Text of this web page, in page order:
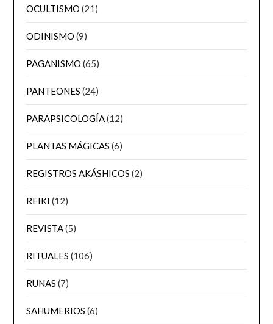
OCULTISMO (21)
ODINISMO (9)
PAGANISMO (65)
PANTEONES (24)
PARAPSICOLOGÍA(12)
PLANTAS MÁGICAS (6)
REGISTROS AKÁSHICOS (2)
REIKI (12)
REVISTA(5)
RITUALES (106)
RUNAS (7)
SAHUMERIOS (6)